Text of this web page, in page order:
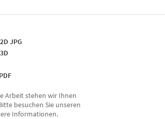
JPG
Arbeit stehen wir Ihnen
besuchen Sie unseren
Informationen.